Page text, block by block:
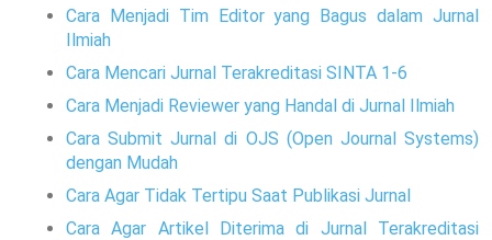
Cara Menjadi Tim Editor yang Bagus dalam Jurnal
Ilmiah
Cara Mencari Jurnal Terakreditasi SINTA 1-6
Cara Menjadi Reviewer yang Handal di Jurnal Ilmiah
Cara Submit Jurnal di OJS (Open Journal Systems)
dengan Mudah
Cara Agar Tidak Tertipu Saat Publikasi Jurnal
Cara Agar Artikel Diterima di Jurnal Terakreditasi